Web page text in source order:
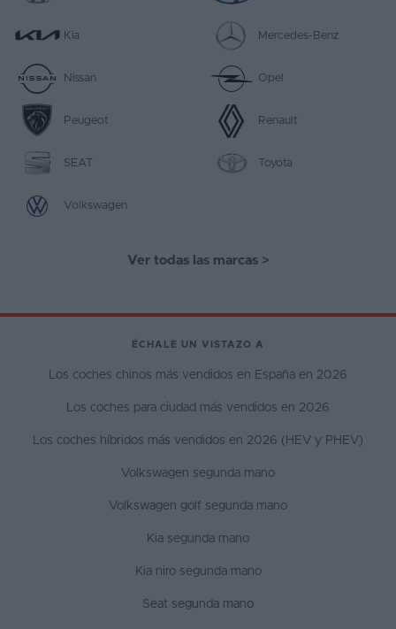
Kia Mercedes-Benz
Nissan Opel
Peugeot Renault
SEAT Toyota
Volkswagen
Ver todas las marcas >
ÉCHALE UN VISTAZO A
Los coches chinos más vendidos en España en 2026
Los coches para ciudad más vendidos en 2026
Los coches híbridos más vendidos en 2026 (HEV y PHEV)
Volkswagen segunda mano
Volkswagen golf segunda mano
Kia segunda mano
Kia niro segunda mano
Seat segunda mano